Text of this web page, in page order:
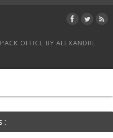
OFFICE BY ALEXANDRE
: